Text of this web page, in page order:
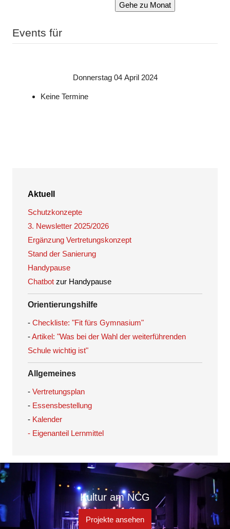
Gehe zu Monat
Events für
Donnerstag 04 April 2024
Keine Termine
Aktuell
Schutzkonzepte
3. Newsletter 2025/2026
Ergänzung Vertretungskonzept
Stand der Sanierung
Handypause
Chatbotzur Handypause
Orientierungshilfe
- Checkliste: "Fit fürs Gymnasium"
-Artikel: "Was bei der Wahl der weiterführenden
Schule wichtig ist"
Allgemeines
- Vertretungsplan
- Essensbestellung
- Kalender
- Eigenanteil Lernmittel
Kultur am NCG
Projekte ansehen